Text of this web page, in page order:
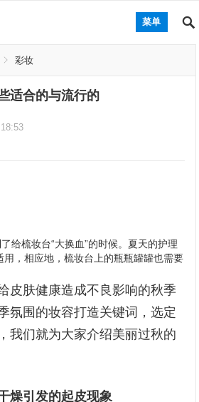
菜单
彩妆
适合的与流行的
给梳妆台“大换血”的时候。夏天的护理
用，相应地，梳妆台上的瓶瓶罐罐也需要
皮肤健康造成不良影响的秋季
氛围的妆容打造关键词，选定
我们就为大家介绍美丽过秋的
燥引发的起皮现象